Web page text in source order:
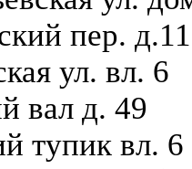
пер. д.11
ул. вл. 6
вал д. 49
тупик вл. 6